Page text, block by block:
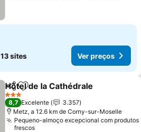
13 sites Ver preços
PartilharAdicionar aos favoritos
Hôtel de la Cathédrale
3 Estrelas
8,7 Excelente
3.357
Metz, a 12.6 km de Corny-sur-Moselle
Pequeno-almoço excepcional com produtos
frescos